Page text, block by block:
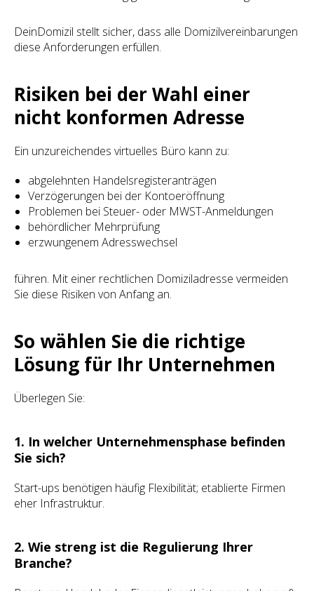
DeinDomizil stellt sicher, dass alle Domizilvereinbarungen
diese Anforderungen erfüllen.
Risiken bei der Wahl einer
nicht konformen Adresse
Ein unzureichendes virtuelles Büro kann zu:
abgelehnten Handelsregisteranträgen
Verzögerungen bei der Kontoeröffnung
Problemen bei Steuer- oder MWST-Anmeldungen
behördlicher Mehrprüfung
erzwungenem Adresswechsel
führen. Mit einer rechtlichen Domiziladresse vermeiden
Sie diese Risiken von Anfang an.
So wählen Sie die richtige
Lösung für Ihr Unternehmen
Überlegen Sie:
1. In welcher Unternehmensphase befinden
Sie sich?
Start-ups benötigen häufig Flexibilität; etablierte Firmen
eher Infrastruktur.
2. Wie streng ist die Regulierung Ihrer
Branche?